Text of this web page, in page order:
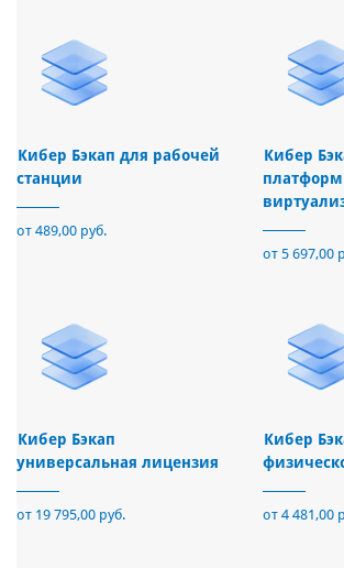
Кибер Бэкап для рабочей
станции
от 489,00 руб.
Кибер
от 5 697,00
Кибер Бэкап
универсальная лицензия
от 19 795,00 руб.
Кибер
от 4 481,00